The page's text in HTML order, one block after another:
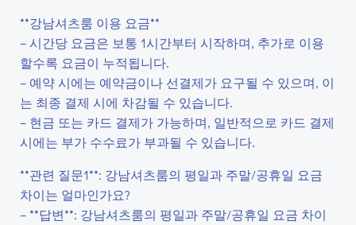
**강남셔츠룸 이용 요금**
– 시간당 요금은 보통 1시간부터 시작하며, 추가로 이용
할수록 요금이 누적됩니다.
– 예약 시에는 예약금이나 선결제가 요구될 수 있으며, 이
는 최종 결제 시에 차감될 수 있습니다.
– 현금 또는 카드 결제가 가능하며, 일반적으로 카드 결제
시에는 부가 수수료가 부과될 수 있습니다.
**관련 질문1**: 강남셔츠룸의 평일과 주말/공휴일 요금
차이는 얼마인가요?
– **답변**: 강남셔츠룸의 평일과 주말/공휴일 요금 차이